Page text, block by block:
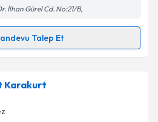
İlhan Gürel Cd. No:21/B,
Talep Et
Talebi
için randevu takvimi talebi
randevu almanız için bir
e-posta ile bilgilendireceğiz.
Karakurt